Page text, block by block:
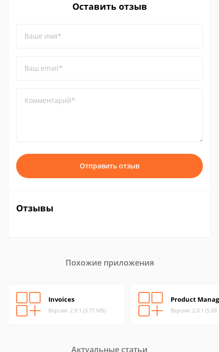
Оставить отзыв
Ваше имя*
Ваш email*
Комментарий*
Отправить отзыв
Отзывы
Похожие приложения
Invoices
Версия: 2.9.1 (3.77 МБ)
Product
Версия: 2.0.1
Актуальные статьи